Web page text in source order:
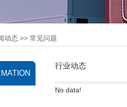
动态 >> 常见问题
行业动态
No data!